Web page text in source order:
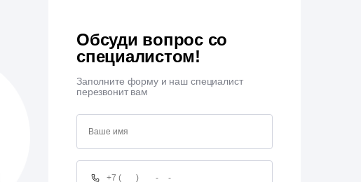
Обсуди вопрос со
специалистом!
Заполните форму и наш специалист
перезвонит вам